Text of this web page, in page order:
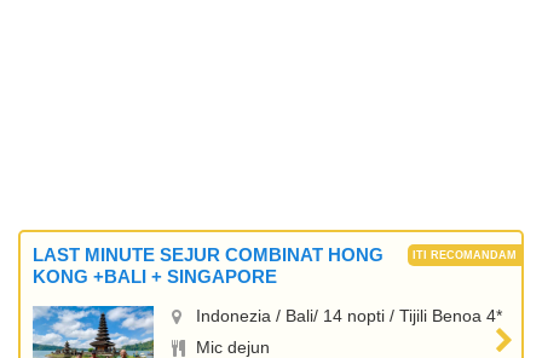
LAST MINUTE SEJUR COMBINAT HONG
KONG +BALI + SINGAPORE
Indonezia / Bali/ 14 nopti / Tijili Benoa 4*
Mic dejun